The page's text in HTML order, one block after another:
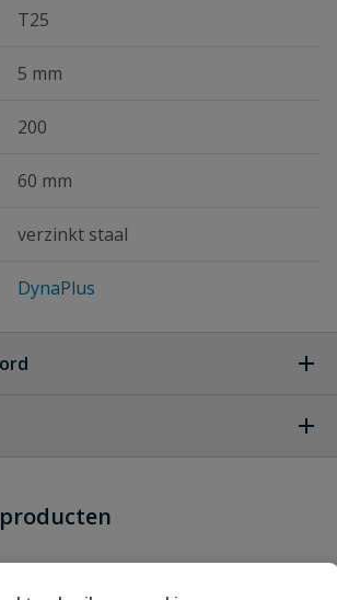
T25
5 mm
200
60 mm
verzinkt staal
DynaPlus
beoordeling
DynaPlus Spaanplaatschroef